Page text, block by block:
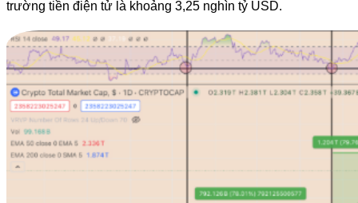
trường tiền điện tử là khoảng 3,25 nghìn tỷ USD.